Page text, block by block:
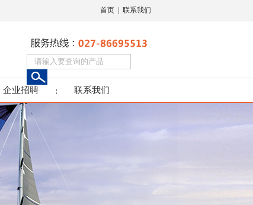
首页 联系我们
企业招聘 联系我们